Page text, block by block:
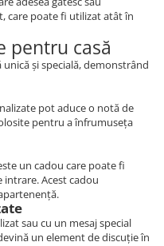
care poate fi utilizat atât în
pentru casă
și specială, demonstrând
pot aduce o notă de
pentru a înfrumuseța
un cadou care poate fi
intrare. Acest cadou
sau cu un mesaj special
un element de discuție în